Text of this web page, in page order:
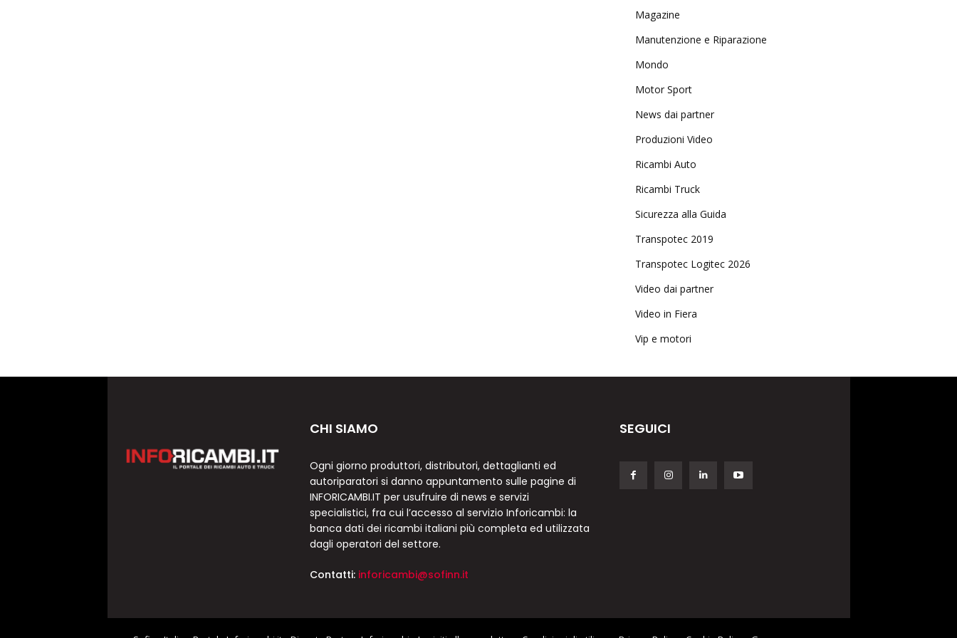
Magazine
Manutenzione e Riparazione
Mondo
Motor Sport
News dai partner
Produzioni Video
Ricambi Auto
Ricambi Truck
Sicurezza alla Guida
Transpotec 2019
Transpotec Logitec 2026
Video dai partner
Video in Fiera
Vip e motori
CHI SIAMO
Ogni giorno produttori, distributori, dettaglianti ed
autoriparatori si danno appuntamento sulle pagine di
INFORICAMBI.IT per usufruire di news e servizi
specialistici, fra cui l’accesso al servizio Inforicambi: la
banca dati dei ricambi italiani più completa ed utilizzata
dagli operatori del settore.
Contatti: inforicambi@sofinn.it
SEGUICI